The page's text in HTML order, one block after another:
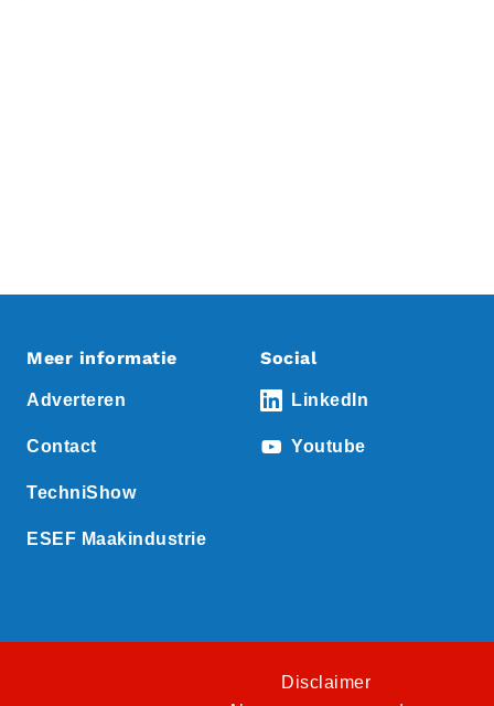
Meer informatie
Adverteren
Contact
TechniShow
ESEF Maakindustrie
Social
LinkedIn
Youtube
Disclaimer